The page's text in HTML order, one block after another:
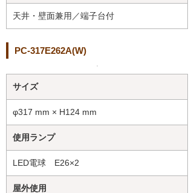
天井・壁面兼用／端子台付
PC-317E262A(W)
サイズ
φ317 mm × H124 mm
使用ランプ
LED電球 E26×2
屋外使用